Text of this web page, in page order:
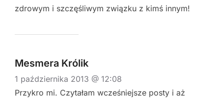
zdrowym i szczęśliwym związku z kimś innym!
Mesmera Królik
1 października 2013 @ 12:08
Przykro mi. Czytałam wcześniejsze posty i aż